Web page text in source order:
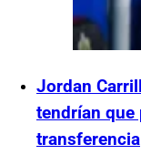
Jordan
tendrían que
transferencia